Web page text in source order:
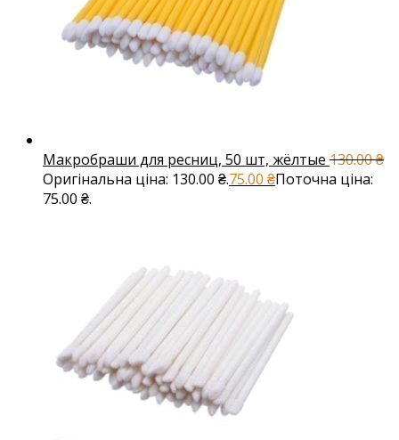
Макробраши для ресниц, 50 шт, жёлтые 130.00₴
Оригінальна ціна: 130.00 ₴.75.00 ₴Поточна ціна:
75.00 ₴.